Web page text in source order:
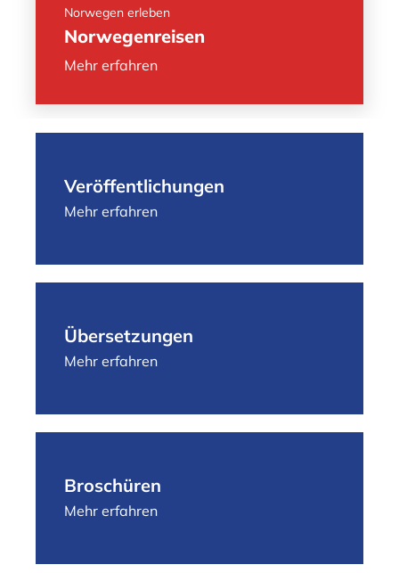
Norwegen erleben
Norwegenreisen
Mehr erfahren
Veröffentlichungen
Mehr erfahren
Übersetzungen
Mehr erfahren
Broschüren
Mehr erfahren